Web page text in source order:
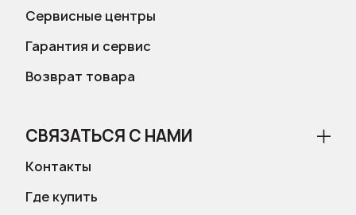
Сервисные центры
Гарантия и сервис
Возврат товара
СВЯЗАТЬСЯ С НАМИ
Контакты
Где купить